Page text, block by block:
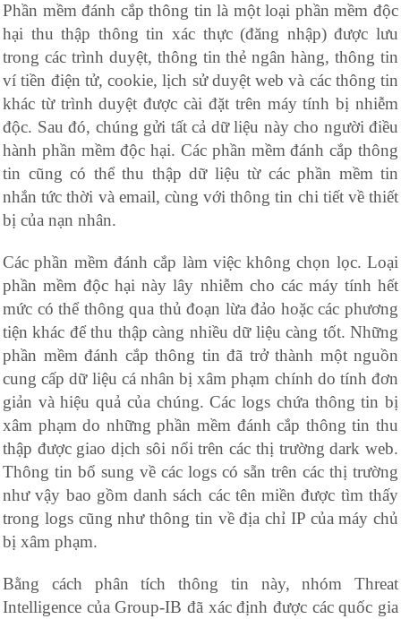
Phần mềm đánh cắp thông tin là một loại phần mềm độc
hại thu thập thông tin xác thực (đăng nhập) được lưu
trong các trình duyệt, thông tin thẻ ngân hàng, thông tin
ví tiền điện tử, cookie, lịch sử duyệt web và các thông tin
khác từ trình duyệt được cài đặt trên máy tính bị nhiễm
độc. Sau đó, chúng gửi tất cả dữ liệu này cho người điều
hành phần mềm độc hại. Các phần mềm đánh cắp thông
tin cũng có thể thu thập dữ liệu từ các phần mềm tin
nhắn tức thời và email, cùng với thông tin chi tiết về thiết
bị của nạn nhân.
Các phần mềm đánh cắp làm việc không chọn lọc. Loại
phần mềm độc hại này lây nhiễm cho các máy tính hết
mức có thể thông qua thủ đoạn lừa đảo hoặc các phương
tiện khác để thu thập càng nhiều dữ liệu càng tốt. Những
phần mềm đánh cắp thông tin đã trở thành một nguồn
cung cấp dữ liệu cá nhân bị xâm phạm chính do tính đơn
giản và hiệu quả của chúng. Các logs chứa thông tin bị
xâm phạm do những phần mềm đánh cắp thông tin thu
thập được giao dịch sôi nổi trên các thị trường dark web.
Thông tin bổ sung về các logs có sẵn trên các thị trường
như vậy bao gồm danh sách các tên miền được tìm thấy
trong logs cũng như thông tin về địa chỉ IP của máy chủ
bị xâm phạm.
Bằng cách phân tích thông tin này, nhóm Threat
Intelligence của Group-IB đã xác định được các quốc gia